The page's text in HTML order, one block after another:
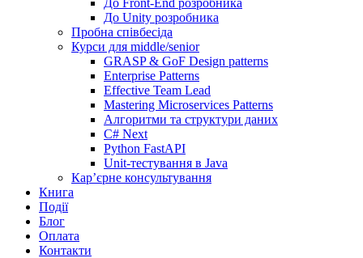
До Front-End розробника
До Unity розробника
Пробна співбесіда
Курси для middle/senior
GRASP & GoF Design patterns
Enterprise Patterns
Effective Team Lead
Mastering Microservices Patterns
Алгоритми та структури даних
C# Next
Python FastAPI
Unit-тестування в Java
Кар’єрне консультування
Книга
Події
Блог
Оплата
Контакти